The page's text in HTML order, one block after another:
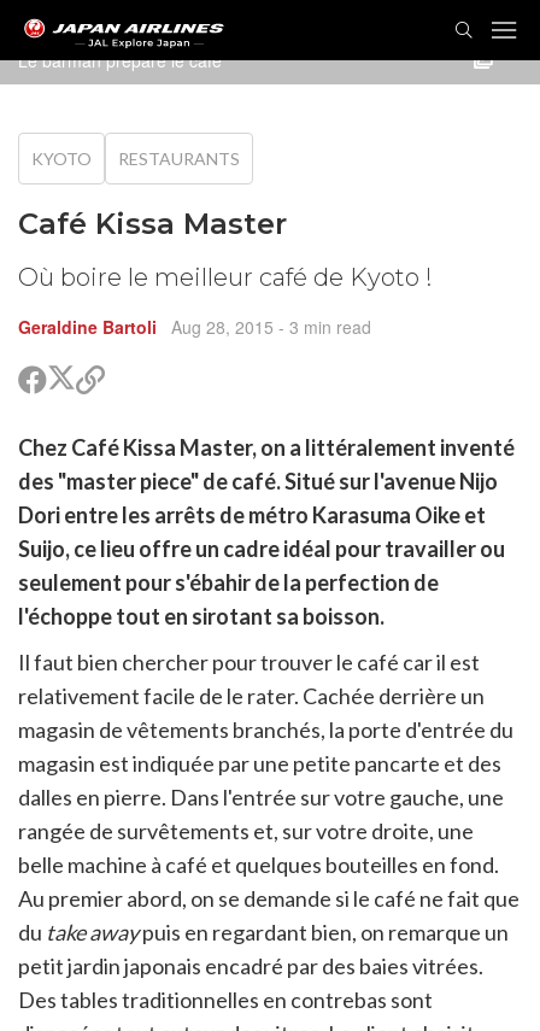
Le barman prépare le café
KYOTO RESTAURANTS
Café Kissa Master
Où boire le meilleur café de Kyoto !
Geraldine Bartoli Aug 28, 2015 - 3 min read
PartagerPartager
sur
Copier
pour
partager
Chez Café Kissa Master, on a littéralement inventé
des "master piece" de café. Situé sur l'avenue Nijo
Dori entre les arrêts de métro Karasuma Oike et
Suijo, ce lieu offre un cadre idéal pour travailler ou
seulement pour s'ébahir de la perfection de
l'échoppe tout en sirotant sa boisson.
Il faut bien chercher pour trouver le café car il est
relativement facile de le rater. Cachée derrière un
magasin de vêtements branchés, la porte d'entrée du
magasin est indiquée par une petite pancarte et des
dalles en pierre. Dans l'entrée sur votre gauche, une
rangée de survêtements et, sur votre droite, une
belle machine à café et quelques bouteilles en fond.
Au premier abord, on se demande si le café ne fait que
du take awaypuis en regardant bien, on remarque un
petit jardin japonais encadré par des baies vitrées.
Des tables traditionnelles en contrebas sont